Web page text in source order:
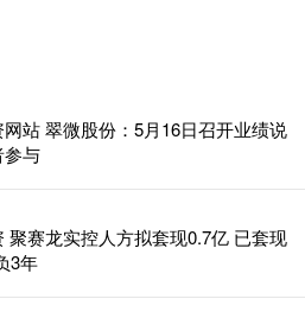
站 翠微股份：5月16日召开业绩说
参与
聚赛龙实控人方拟套现0.7亿 已套现
3年